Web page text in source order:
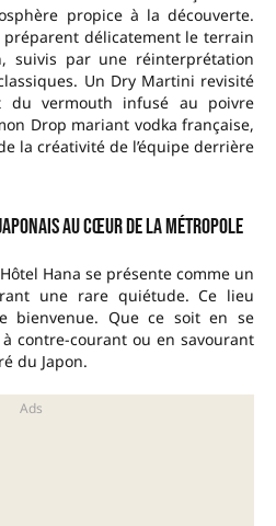
propice à la découverte.
préparent délicatement le terrain
suivis par une réinterprétation
Un Dry Martini revisité
vermouth infusé au poivre
Drop mariant vodka française,
la créativité de l’équipe derrière
au cœur de la Métropole
Hana se présente comme un
une rare quiétude. Ce lieu
bienvenue. Que ce soit en se
contre-courant ou en savourant
du Japon.